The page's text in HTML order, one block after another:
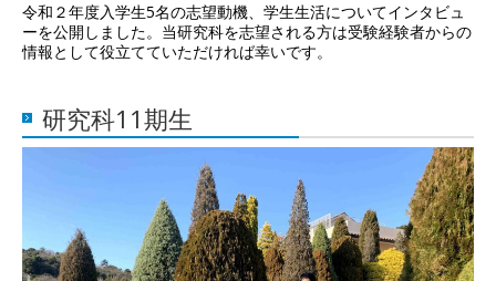
令和２年度入学生5名の志望動機、学生生活についてインタビュ
ーを公開しました。当研究科を志望される方は受験経験者からの
情報として役立てていただければ幸いです。
研究科11期生